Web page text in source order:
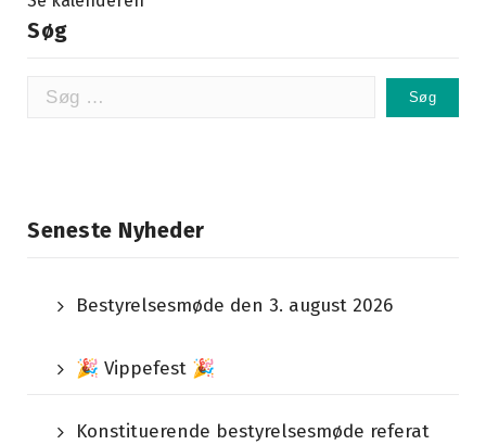
Søg
Søg
Seneste Nyheder
Bestyrelsesmøde den 3. august 2026
🎉 Vippefest 🎉
Konstituerende bestyrelsesmøde referat